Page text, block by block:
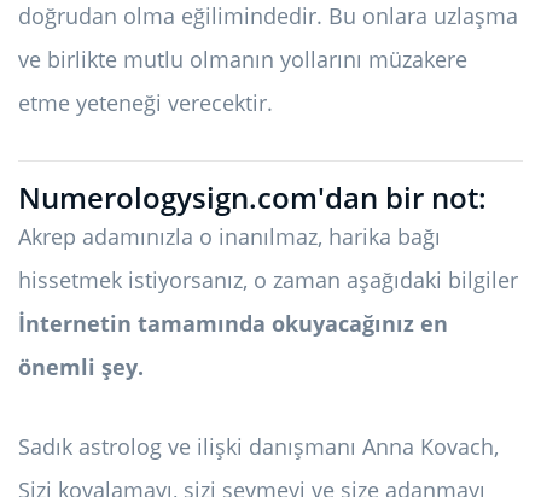
doğrudan olma eğilimindedir. Bu onlara uzlaşma
ve birlikte mutlu olmanın yollarını müzakere
etme yeteneği verecektir.
Numerologysign.com'dan bir not:
Akrep adamınızla o inanılmaz, harika bağı
hissetmek istiyorsanız, o zaman aşağıdaki bilgiler
İnternetin tamamında okuyacağınız en
önemli şey.
Sadık astrolog ve ilişki danışmanı Anna Kovach,
Sizi kovalamayı, sizi sevmeyi ve size adanmayı